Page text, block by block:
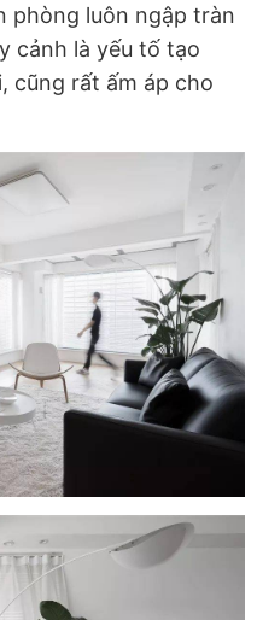
phòng luôn ngập tràn
cảnh là yếu tố tạo
cũng rất ấm áp cho